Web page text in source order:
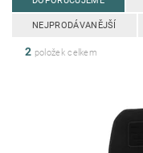
NEJPRODÁVANĚJŠÍ
2 položek celkem